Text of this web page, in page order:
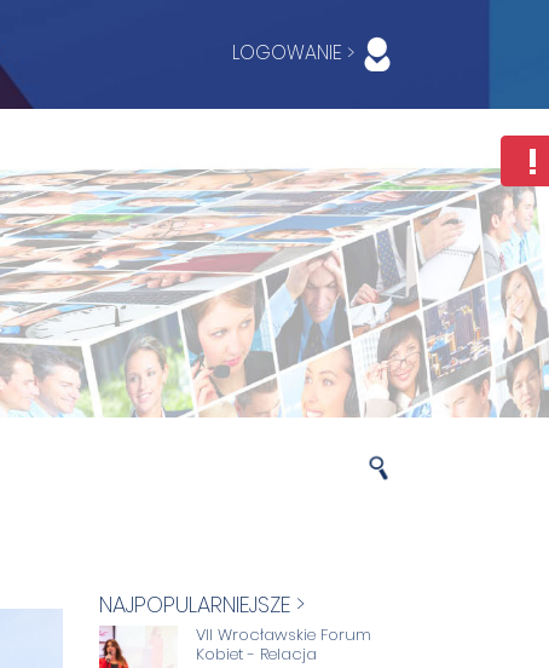
LOGOWANIE >
NAJPOPULARNIEJSZE >
VII Wrocławskie Forum
Kobiet - Relacja